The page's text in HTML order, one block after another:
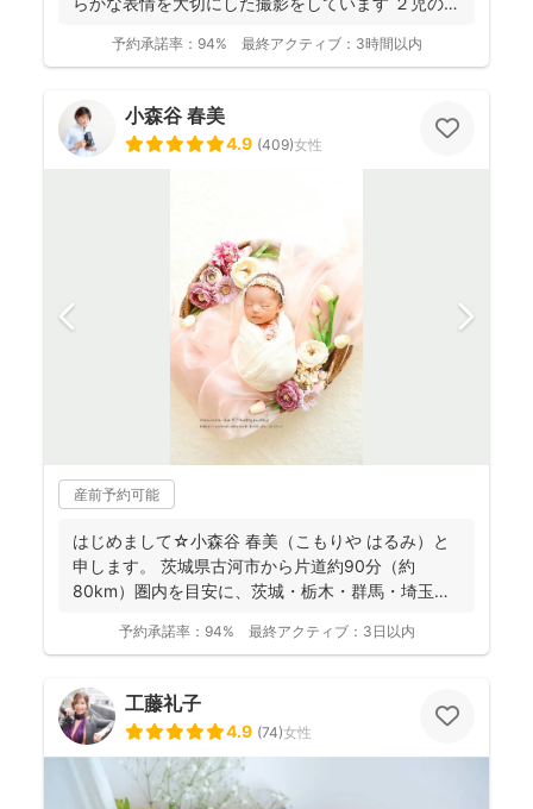
予約承諾率： 94% 最終アクティブ： 3時間以内
小森谷 春美
4.9 (409)女性
産前予約可能
はじめまして☆小森谷 春美（こもりや はるみ）と
申します。 茨城県古河市から片道約90分（約
80km）圏内を目安に、茨城・栃木・群馬・埼玉
予約承諾率： 94% 最終アクティブ： 3日以内
工藤礼子
4.9 (74)女性